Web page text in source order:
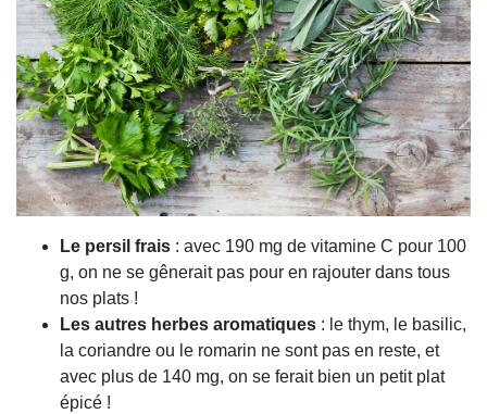
Le persil frais : avec 190 mg de vitamine C pour 100
g, on ne se gênerait pas pour en rajouter dans tous
nos plats !
Les autres herbes aromatiques : le thym, le basilic,
la coriandre ou le romarin ne sont pas en reste, et
avec plus de 140 mg, on se ferait bien un petit plat
épicé !